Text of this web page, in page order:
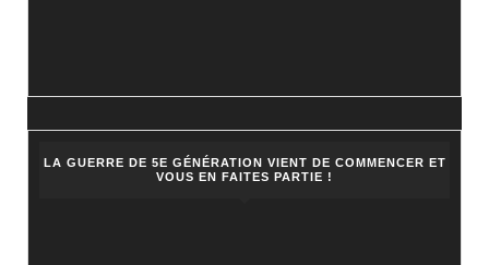
LA GUERRE DE 5E GÉNÉRATION VIENT DE COMMENCER ET
VOUS EN FAITES PARTIE !